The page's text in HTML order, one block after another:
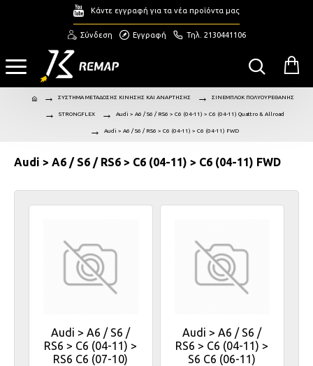
Κάντε εγγραφή για τα νέα προϊόντα μας
Σύνδεση Εγγραφή Τηλ. 2130441106
ΣΥΣΤΗΜΑ ΜΕΤΑΔΟΣΗΣ ΚΙΝΗΣΗΣ ΚΑΙ ΑΝΑΡΤΗΣΗΣ ΣΙΝΕΜΠΛΟΚ ΠΟΛΥΟΥΡΕΘΑΝΗΣ
STRONGFLEX Audi > A6 / S6 / RS6 > C6 (04-11) > C6 (04-11) Quattro & Allroad
Audi > A6 / S6 / RS6 > C6 (04-11) > C6 (04-11) FWD
Audi > A6 / S6 / RS6 > C6 (04-11) > C6 (04-11) FWD
Audi > A6 / S6 /
RS6 > C6 (04-11) >
RS6 C6 (07-10)
Audi > A6 / S6 /
RS6 > C6 (04-11) >
S6 C6 (06-11)